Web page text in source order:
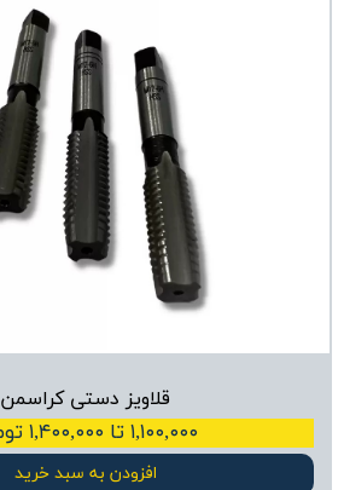
قلاویز دستی کراسمن
۱,۱۰۰,۰۰۰ تا ۱,۴۰۰,۰۰۰ تومان
افزودن به سبد خرید